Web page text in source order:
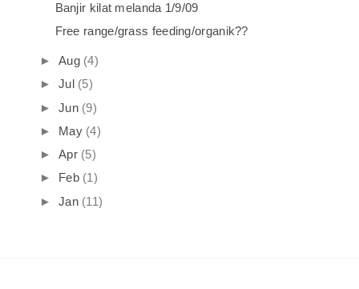
Banjir kilat melanda 1/9/09
Free range/grass feeding/organik??
► Aug (4)
► Jul (5)
► Jun (9)
► May (4)
► Apr (5)
► Feb (1)
► Jan (11)